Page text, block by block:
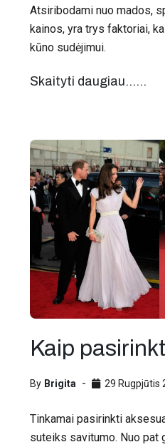
Atsiribodami nuo mados,
kainos, yra trys faktoriai,
kūno sudėjimui.
Skaityti daugiau...…
Kaip
By Brigita 29 Rugpjūtis
Tinkamai pasirinkti
suteiks savitumo. Nuo pat